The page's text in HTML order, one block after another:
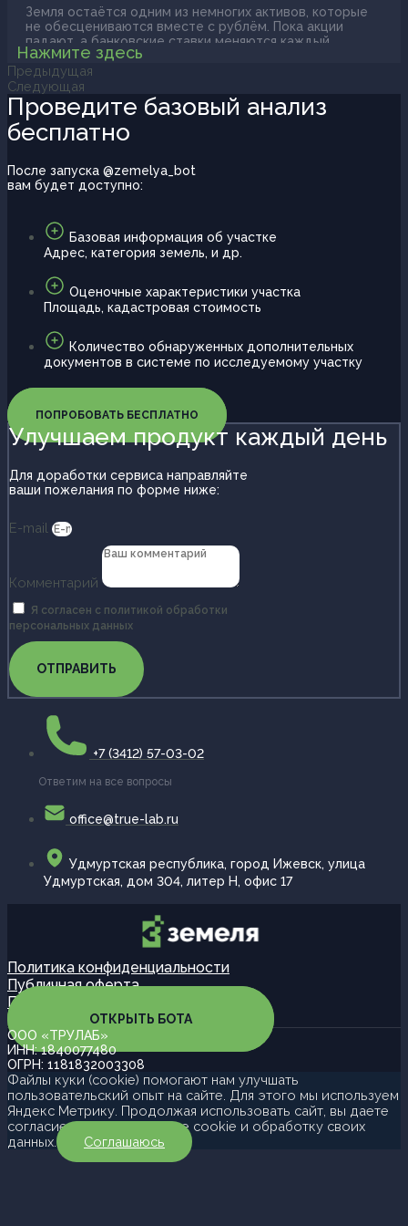
сервисов с 1С меняет правила игры.
Земля остаётся одним из немногих активов, которые
не обесцениваются вместе с рублём. Пока акции
падают, а банковские ставки меняются каждый
квартал, участки в правильных локациях стабильно
растут в цене. Но здесь важно слово "правильных". Не
каждый гектар в России принесёт доход. Выбор
региона сегодня решает буквально всё.
Нажмите здесь
Предыдущая
Следующая
Проведите базовый анализ
бесплатно
После запуска @zemelya_bot
вам будет доступно:
Базовая информация об участке
Адрес, категория земель, и др.
Оценочные характеристики участка
Площадь, кадастровая стоимость
Количество обнаруженных дополнительных
документов в системе по исследуемому участку
ПОПРОБОВАТЬ БЕСПЛАТНО
Улучшаем продукт каждый день
Для доработки сервиса направляйте
ваши пожелания по форме ниже:
E-mail
Комментарий
Я согласен с политикой обработки
персональных данных
ОТПРАВИТЬ
+7 (3412) 57-03-02
Ответим на все вопросы
office@true-lab.ru
Удмуртская республика, город Ижевск, улица
Удмуртская, дом 304, литер Н, офис 17
Политика конфиденциальности
Публичная оферта
Партнерская программа
ОТКРЫТЬ БОТА
ООО «ТРУЛАБ»
ИНН: 1840077480
ОГРН: 1181832003308
Файлы куки (cookie) помогают нам улучшать
пользовательский опыт на сайте. Для этого мы используем
Яндекс Метрику. Продолжая использовать сайт, вы даете
согласие на использование cookie и обработку своих
данных.
Соглашаюсь